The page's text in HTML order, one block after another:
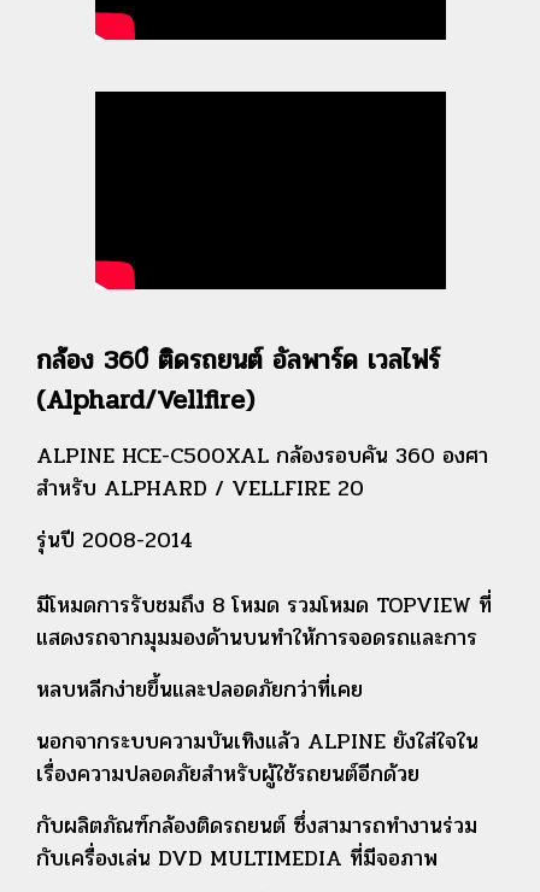
กล้อง 360ํ ติดรถยนต์ อัลพาร์ด เวลไฟร์
(Alphard/Vellfire)
ALPINE HCE-C500XAL กล้องรอบคัน 360 องศา
สำหรับ ALPHARD / VELLFIRE 20
รุ่นปี 2008-2014
มีโหมดการรับชมถึง 8 โหมด รวมโหมด TOPVIEW ที่
แสดงรถจากมุมมองด้านบนทำให้การจอดรถและการ
หลบหลีกง่ายขึ้นและปลอดภัยกว่าที่เคย
นอกจากระบบความบันเทิงแล้ว ALPINE ยังใส่ใจใน
เรื่องความปลอดภัยสำหรับผู้ใช้รถยนต์อีกด้วย
กับผลิตภัณฑ์กล้องติดรถยนต์ ซึ่งสามารถทำงานร่วม
กับเครื่องเล่น DVD MULTIMEDIA ที่มีจอภาพ